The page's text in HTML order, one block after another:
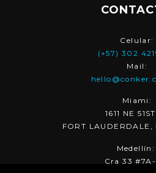
Celular:
(+57) 302
Mail:
Miami:
1611 NE
FORT LAUDERDALE,
Medellín:
Cra 33